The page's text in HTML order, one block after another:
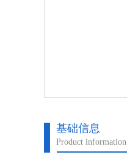
基础信息
Product information